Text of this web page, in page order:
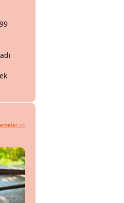
>>